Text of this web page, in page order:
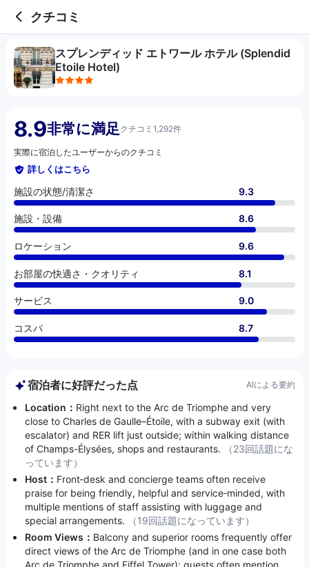
クチコミ
スプレンディッド エトワール ホテル (Splendid
Etoile Hotel)
8.9非常に満足 クチコミ1,292件
実際に宿泊したユーザーからのクチコミ
詳しくはこちら
施設の状態/清潔さ 9.3
施設・設備 8.6
ロケーション 9.6
お部屋の快適さ・クオリティ 8.1
サービス 9.0
コスパ 8.7
宿泊者に好評だった点 AIによる要約
Location： Right next to the Arc de Triomphe and very
close to Charles de Gaulle–Étoile, with a subway exit (with
escalator) and RER lift just outside; within walking distance
of Champs-Élysées, shops and restaurants.
（23回話題にな
っています）
Host： Front‑desk and concierge teams often receive
praise for being friendly, helpful and service‑minded, with
multiple mentions of staff assisting with luggage and
special arrangements.
（19回話題になっています）
Room Views： Balcony and superior rooms frequently offer
direct views of the Arc de Triomphe (and in one case both
Arc de Triomphe and Eiffel Tower); guests often mention